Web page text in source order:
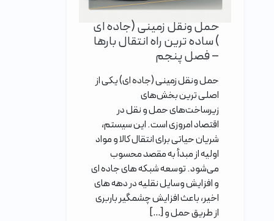
حمل ونقل زمینی (جاده ای
) ساده ترین راه انتقال بارها
– فصل پنجم
حمل ونقل زمینی (جاده ای) یکی از
اصلی‌ ترین بخش‌های
زیرساخت‌های حمل و نقل در
اقتصاد امروزی است. این سیستم،
شریان حیاتی برای انتقال کالا و مواد
اولیه از مبدأ به مقصد محسوب
می‌شود. توسعه شبکه های جاده ای
و افزایش وسایل نقلیه در دهه های
اخیر، باعث افزایش چشمگیر باربری
از طریق حمل و […]